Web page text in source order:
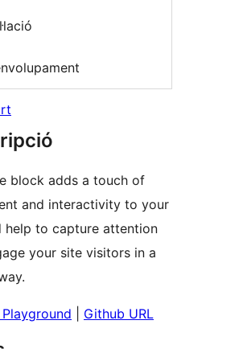
block adds a touch of
and interactivity to your
help to capture attention
your site visitors in a
Github URL